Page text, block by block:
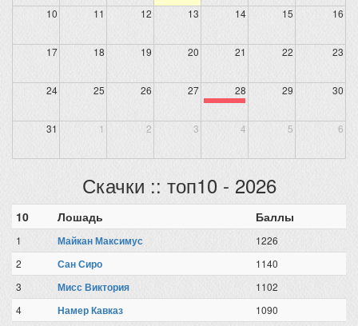
10 11 12 13 14 15 16
17 18 19 20 21 22 23
24 25 26 27 28 29 30
31 1 2 3 4 5 6
Скачки :: топ10 - 2026
10 Лошадь Баллы
1 Майкан Максимус
1226
2
Сан Сиро
1140
3
Мисс Виктория
1102
4
Намер Кавказ 1090